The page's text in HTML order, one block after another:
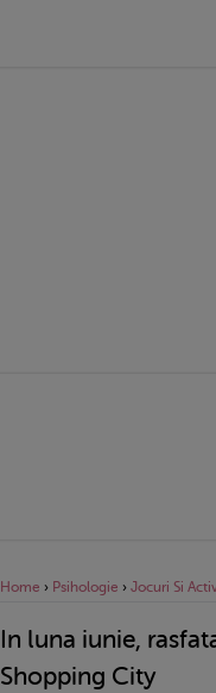
Home › Psihologie › Jocuri Si
In luna iunie,
Shopping City